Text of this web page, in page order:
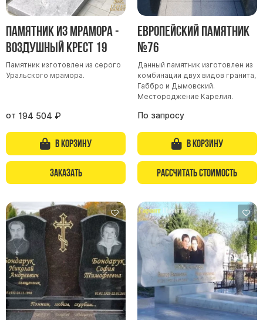
Памятник из мрамора -
Воздушный крест 19
Памятник изготовлен из серого
Уральского мрамора.
от 194 504 ₽
В корзину
Заказать
Европейский памятник
№76
Данный памятник изготовлен из
комбинации двух видов гранита,
Габбро и Дымовский.
Местороджение Карелия.
По запросу
В корзину
Рассчитать стоимость